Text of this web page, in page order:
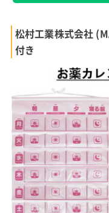
松村工業株式会社
付き